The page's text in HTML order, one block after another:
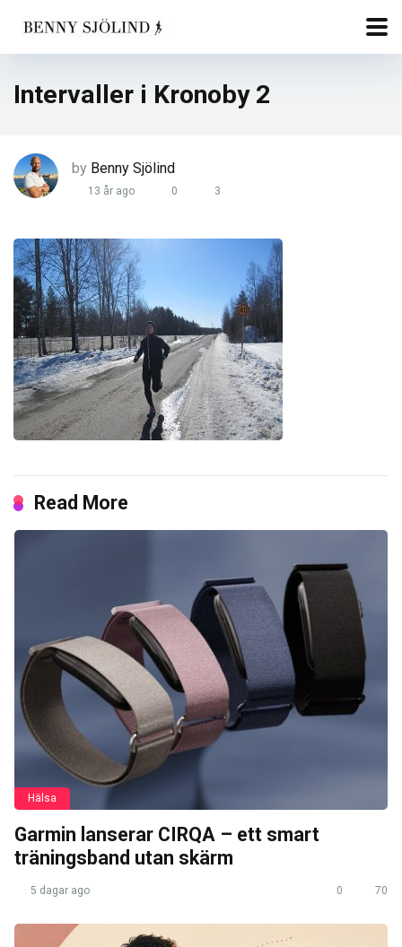
Intervaller i Kronoby 2
by Benny Sjölind
13 år ago 0 3
Read More
Hälsa
Garmin lanserar CIRQA – ett smart
träningsband utan skärm
5 dagar ago 0 70